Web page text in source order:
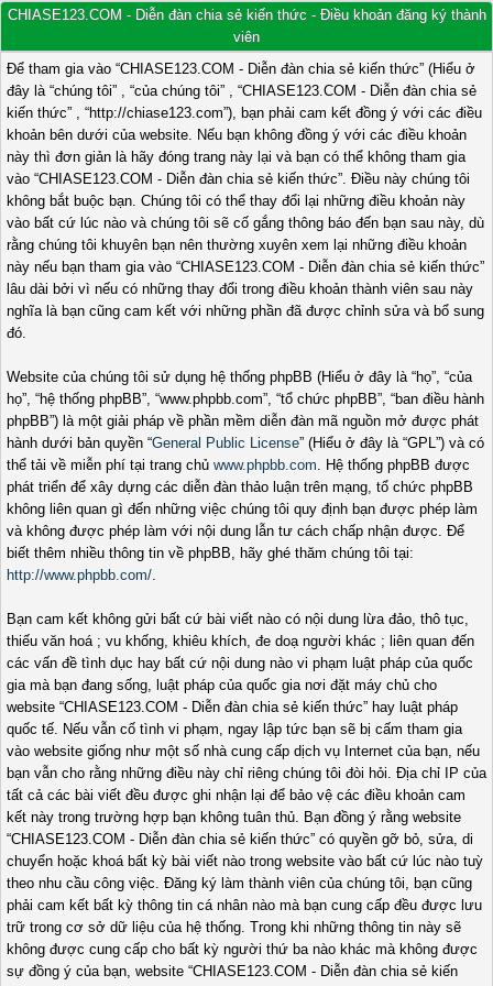
CHIASE123.COM - Diễn đàn chia sẻ kiến thức - Điều khoản đăng ký thành
viên
Để tham gia vào “CHIASE123.COM - Diễn đàn chia sẻ kiến thức” (Hiểu ở
đây là “chúng tôi” , “của chúng tôi” , “CHIASE123.COM - Diễn đàn chia sẻ
kiến thức” , “http://chiase123.com”), bạn phải cam kết đồng ý với các điều
khoản bên dưới của website. Nếu bạn không đồng ý với các điều khoản
này thì đơn giản là hãy đóng trang này lại và bạn có thể không tham gia
vào “CHIASE123.COM - Diễn đàn chia sẻ kiến thức”. Điều này chúng tôi
không bắt buộc bạn. Chúng tôi có thể thay đổi lại những điều khoản này
vào bất cứ lúc nào và chúng tôi sẽ cố gắng thông báo đến bạn sau này, dù
rằng chúng tôi khuyên bạn nên thường xuyên xem lại những điều khoản
này nếu bạn tham gia vào “CHIASE123.COM - Diễn đàn chia sẻ kiến thức”
lâu dài bởi vì nếu có những thay đổi trong điều khoản thành viên sau này
nghĩa là bạn cũng cam kết với những phần đã được chỉnh sửa và bổ sung
đó.
Website của chúng tôi sử dụng hệ thống phpBB (Hiểu ở đây là “họ”, “của
họ”, “hệ thống phpBB”, “www.phpbb.com”, “tổ chức phpBB”, “ban điều hành
phpBB”) là một giải pháp về phần mềm diễn đàn mã nguồn mở được phát
hành dưới bản quyền “General Public License” (Hiểu ở đây là “GPL”) và có
thể tải về miễn phí tại trang chủ www.phpbb.com. Hệ thống phpBB được
phát triển để xây dựng các diễn đàn thảo luận trên mạng, tổ chức phpBB
không liên quan gì đến những việc chúng tôi quy định bạn được phép làm
và không được phép làm với nội dung lẫn tư cách chấp nhận được. Để
biết thêm nhiều thông tin về phpBB, hãy ghé thăm chúng tôi tại:
http://www.phpbb.com/.
Bạn cam kết không gửi bất cứ bài viết nào có nội dung lừa đảo, thô tục,
thiếu văn hoá ; vu khống, khiêu khích, đe doạ người khác ; liên quan đến
các vấn đề tình dục hay bất cứ nội dung nào vi phạm luật pháp của quốc
gia mà bạn đang sống, luật pháp của quốc gia nơi đặt máy chủ cho
website “CHIASE123.COM - Diễn đàn chia sẻ kiến thức” hay luật pháp
quốc tế. Nếu vẫn cố tình vi phạm, ngay lập tức bạn sẽ bị cấm tham gia
vào website giống như một số nhà cung cấp dịch vụ Internet của bạn, nếu
bạn vẫn cho rằng những điều này chỉ riêng chúng tôi đòi hỏi. Địa chỉ IP của
tất cả các bài viết đều được ghi nhận lại để bảo vệ các điều khoản cam
kết này trong trường hợp bạn không tuân thủ. Bạn đồng ý rằng website
“CHIASE123.COM - Diễn đàn chia sẻ kiến thức” có quyền gỡ bỏ, sửa, di
chuyển hoặc khoá bất kỳ bài viết nào trong website vào bất cứ lúc nào tuỳ
theo nhu cầu công việc. Đăng ký làm thành viên của chúng tôi, bạn cũng
phải cam kết bất kỳ thông tin cá nhân nào mà bạn cung cấp đều được lưu
trữ trong cơ sở dữ liệu của hệ thống. Trong khi những thông tin này sẽ
không được cung cấp cho bất kỳ người thứ ba nào khác mà không được
sự đồng ý của bạn, website “CHIASE123.COM - Diễn đàn chia sẻ kiến